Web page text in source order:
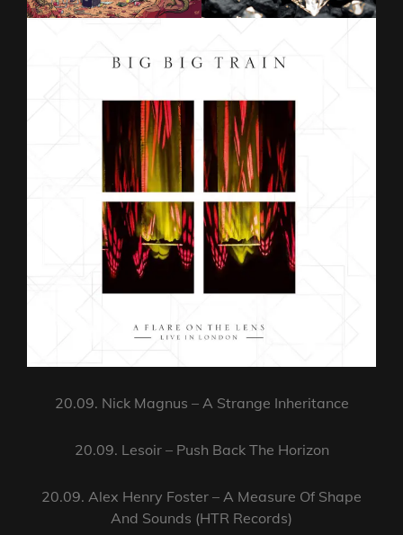
20.09. Nick Magnus – A Strange Inheritance
20.09. Lesoir – Push Back The Horizon
20.09. Alex Henry Foster – A Measure Of Shape
And Sounds (HTR Records)